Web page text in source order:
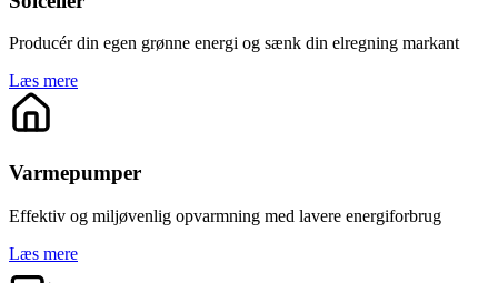
Producér din egen grønne energi og sænk din elregning markant
Læs mere
Varmepumper
Effektiv og miljøvenlig opvarmning med lavere energiforbrug
Læs mere